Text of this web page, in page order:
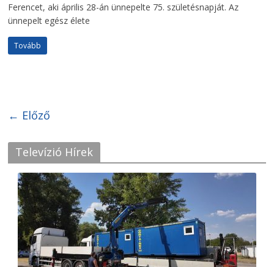
Ferencet, aki április 28-án ünnepelte 75. születésnapját. Az
ünnepelt egész élete
Tovább
← Előző
Televízió Hírek